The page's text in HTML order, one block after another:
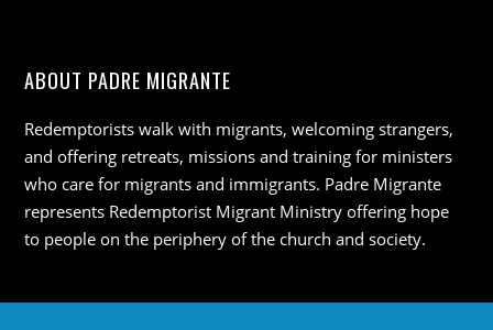
ABOUT PADRE MIGRANTE
Redemptorists walk with migrants, welcoming strangers,
and offering retreats, missions and training for ministers
who care for migrants and immigrants. Padre Migrante
represents Redemptorist Migrant Ministry offering hope
to people on the periphery of the church and society.